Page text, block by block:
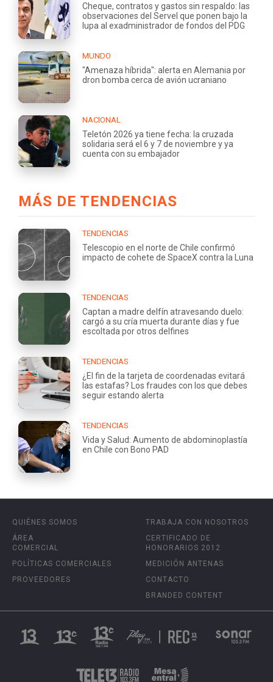
Cheque, contratos y gastos sin respaldo: las
observaciones del Servel que ponen bajo la
lupa al exadministrador de fondos del PDG
MUNDO
"Amenaza híbrida": alerta en Alemania por
dron bomba cerca de avión ucraniano
NACIONAL
Teletón 2026 ya tiene fecha: la cruzada
solidaria será el 6 y 7 de noviembre y ya
cuenta con su embajador
MÁS DE TENDENCIAS
TENDENCIAS
Telescopio en el norte de Chile confirmó
impacto de cohete de SpaceX contra la Luna
TENDENCIAS
Captan a madre delfín atravesando duelo:
cargó a su cría muerta durante días y fue
escoltada por otros delfines
TENDENCIAS
¿El fin de la tarjeta de coordenadas evitará
las estafas? Los fraudes con los que debes
seguir estando alerta
TENDENCIAS
Vida y Salud: Aumento de abdominoplastía
en Chile con Bono PAD
QUIÉNES SOMOS
ÁREA
COMERCIAL
POLÍTICAS COMERCIALES
PROVEEDORES
TRABAJA CON NOSOTROS
CERTIFICADO DE
HONORARIOS 2012
MEDICIÓN ANTENAS
CONTACTO
BRANDED CONTENT